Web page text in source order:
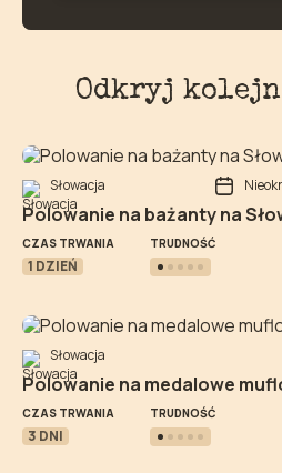
Odkryj
Słowacja
Polowanie na bażanty na
CZAS TRWANIA
1 DZIEŃ
TRUDNOŚĆ
Słowacja
Polowanie na medalowe
CZAS TRWANIA
3 DNI
TRUDNOŚĆ